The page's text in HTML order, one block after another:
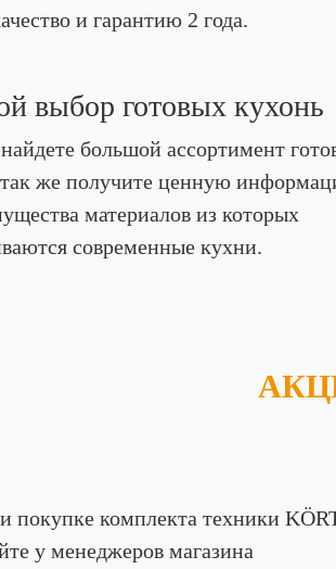
и гарантию 2 года.
выбор готовых кухонь
большой ассортимент
так же получите ценную
материалов из которых
современные кухни.
покупке комплекта техники
у менеджеров магазина